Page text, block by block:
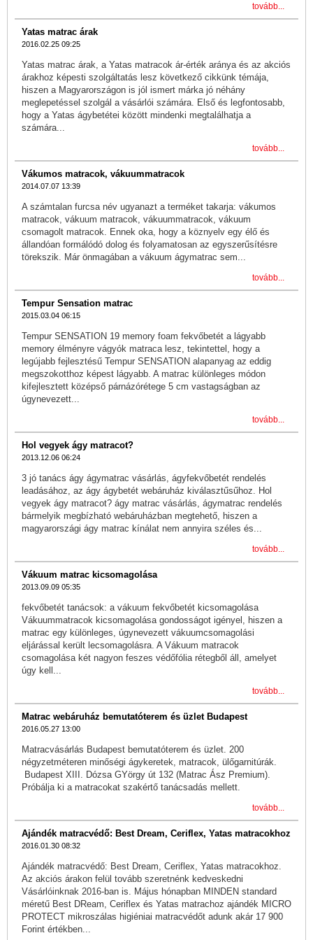
tovább...
Yatas matrac árak
2016.02.25 09:25
Yatas matrac árak, a Yatas matracok ár-érték aránya és az akciós
árakhoz képesti szolgáltatás lesz következő cikkünk témája,
hiszen a Magyarországon is jól ismert márka jó néhány
meglepetéssel szolgál a vásárlói számára. Első és legfontosabb,
hogy a Yatas ágybetétei között mindenki megtalálhatja a
számára...
tovább...
Vákumos matracok, vákuummatracok
2014.07.07 13:39
A számtalan furcsa név ugyanazt a terméket takarja: vákumos
matracok, vákuum matracok, vákuummatracok, vákuum
csomagolt matracok. Ennek oka, hogy a köznyelv egy élő és
állandóan formálódó dolog és folyamatosan az egyszerűsítésre
törekszik. Már önmagában a vákuum ágymatrac sem...
tovább...
Tempur Sensation matrac
2015.03.04 06:15
Tempur SENSATION 19 memory foam fekvőbetét a lágyabb
memory élményre vágyók matraca lesz, tekintettel, hogy a
legújabb fejlesztésű Tempur SENSATION alapanyag az eddig
megszokotthoz képest lágyabb. A matrac különleges módon
kifejlesztett középső párnázórétege 5 cm vastagságban az
úgynevezett...
tovább...
Hol vegyek ágy matracot?
2013.12.06 06:24
3 jó tanács ágy ágymatrac vásárlás, ágyfekvőbetét rendelés
leadásához, az ágy ágybetét webáruház kiválasztűsűhoz. Hol
vegyek ágy matracot? ágy matrac vásárlás, ágymatrac rendelés
bármelyik megbízható webáruházban megtehető, hiszen a
magyarországi ágy matrac kínálat nem annyira széles és...
tovább...
Vákuum matrac kicsomagolása
2013.09.09 05:35
fekvőbetét tanácsok: a vákuum fekvőbetét kicsomagolása
Vákuummatracok kicsomagolása gondosságot igényel, hiszen a
matrac egy különleges, úgynevezett vákuumcsomagolási
eljárással került lecsomagolásra. A Vákuum matracok
csomagolása két nagyon feszes védőfólia rétegből áll, amelyet
úgy kell...
tovább...
Matrac webáruház bemutatóterem és üzlet Budapest
2016.05.27 13:00
Matracvásárlás Budapest bemutatóterem és üzlet. 200
négyzetméteren minőségi ágykeretek, matracok, ülőgarnitúrák.
Budapest XIII. Dózsa GYörgy út 132 (Matrac Ász Premium).
Próbálja ki a matracokat szakértő tanácsadás mellett.
tovább...
Ajándék matracvédő: Best Dream, Ceriflex, Yatas matracokhoz
2016.01.30 08:32
Ajándék matracvédő: Best Dream, Ceriflex, Yatas matracokhoz.
Az akciós árakon felül tovább szeretnénk kedveskedni
Vásárlóinknak 2016-ban is. Május hónapban MINDEN standard
méretű Best DReam, Ceriflex és Yatas matrachoz ajándék MICRO
PROTECT mikroszálas higiéniai matracvédőt adunk akár 17 900
Forint értékben...